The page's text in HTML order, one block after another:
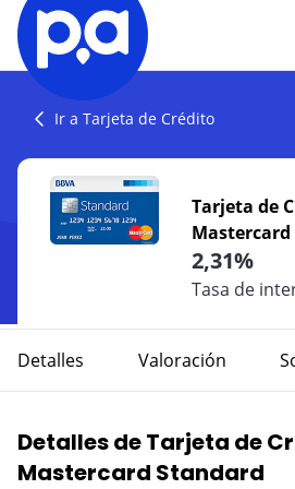
Seguros
VEHÍCULOS
Seguro Todo Riesgo
Seguro para Motos
Seguro de Viaje
Productos financieros
CRÉDITOS
Crédito Hipotecario
Credito de Consumo
TARJETAS
Blog
Finanzas
Ir a Tarjeta de Crédito
Tarjeta de
2,31%
Tasa de
Detalles Valoración
Detalles de Tarjeta de
Mastercard Standard